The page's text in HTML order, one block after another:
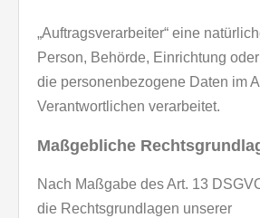
„Auftragsverarbeiter“ eine
Person, Behörde, Einrichtung
die personenbezogene Daten im
Verantwortlichen verarbeitet.
Maßgebliche
Nach Maßgabe des Art. 13
die Rechtsgrundlagen unserer